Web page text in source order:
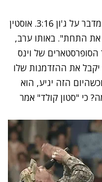
"אתה מדבר על פסוקי תהילים, מדבר על ג'ון 3:16. אוסטין
את התחת". באותו ערב,
של וינס
את ההזדמנות שלו
הזה יגיע, הוא
כי "סטון קולד" אמר